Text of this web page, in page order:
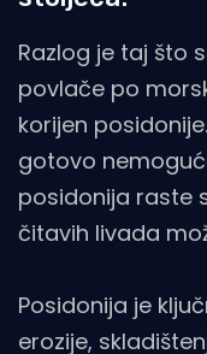
Razlog je taj što
povlače po
korijen
gotovo
posidonija raste
čitavih livada
Posidonija je
erozije,